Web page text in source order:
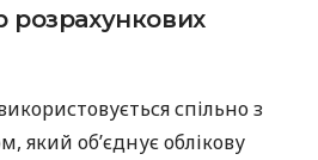
розрахункових
спільно з
який об’єднує облікову